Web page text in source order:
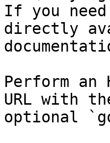
If you
directly
Perform an
URL with
optional